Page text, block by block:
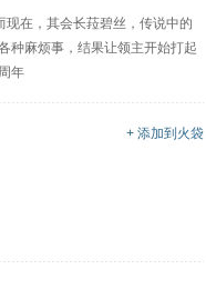
现在，其会长菈碧丝，传说中的
种麻烦事，结果让领主开始打起
年
+ 添加到火袋